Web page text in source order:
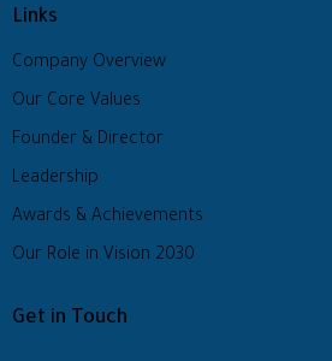
Links
Company Overview
Our Core Values
Founder & Director
Leadership
Awards & Achievements
Our Role in Vision 2030
Get in Touch